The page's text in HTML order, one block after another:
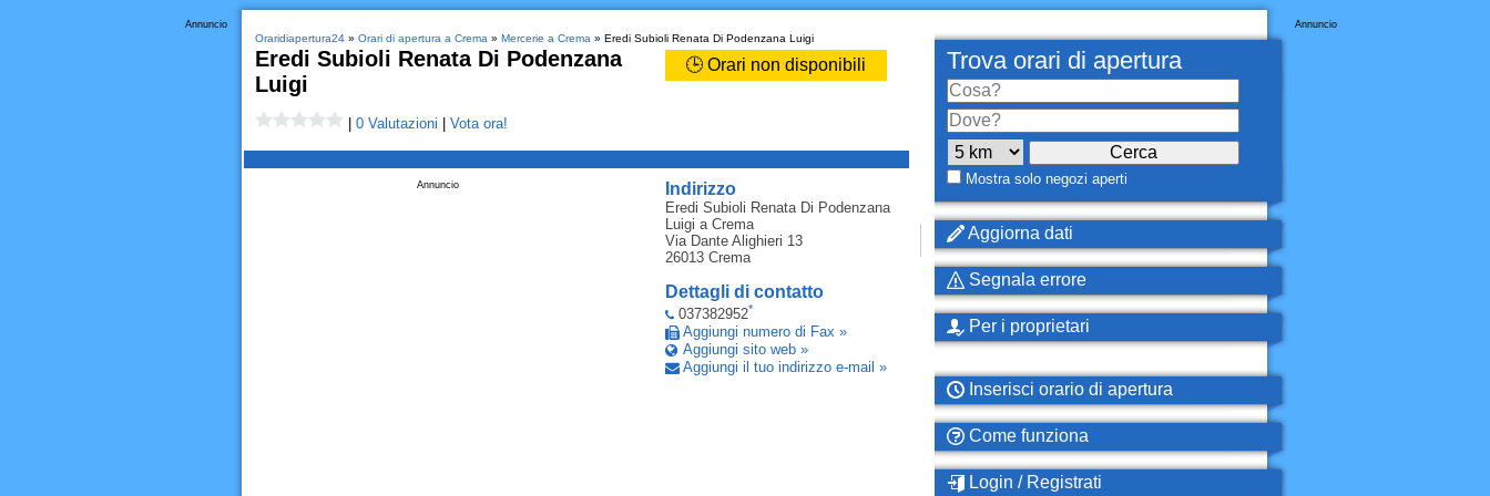
Annuncio
Oraridiapertura24» Orari di apertura a Crema » Mercerie a Crema » Eredi Subioli Renata Di Podenzana Luigi
Eredi Subioli Renata Di Podenzana
Luigi
🕒 Orari non disponibili
0 Valutazioni Vota ora!
Indirizzo
Eredi Subioli Renata Di Podenzana
Luigi a Crema
Via Dante Alighieri 13
26013 Crema
Dettagli di contatto
037382952*
Aggiungi numero di Fax »
Aggiungi sito web »
Aggiungi il tuo indirizzo e-mail »
Annuncio
Annuncio
Trova orari di apertura
Mostra solo negozi aperti
Aggiorna dati
Segnala errore
Per i proprietari
Inserisci orario di apertura
Come funziona
Login / Registrati